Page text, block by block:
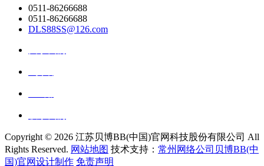
0511-86266688
0511-86266688
DLS88SS@126.com
Copyright © 2026 江苏贝博BB(中国)官网科技股份有限公司 All
Rights Reserved. 网站地图 技术支持： 常州网络公司贝博BB(中
国)官网设计制作 免责声明